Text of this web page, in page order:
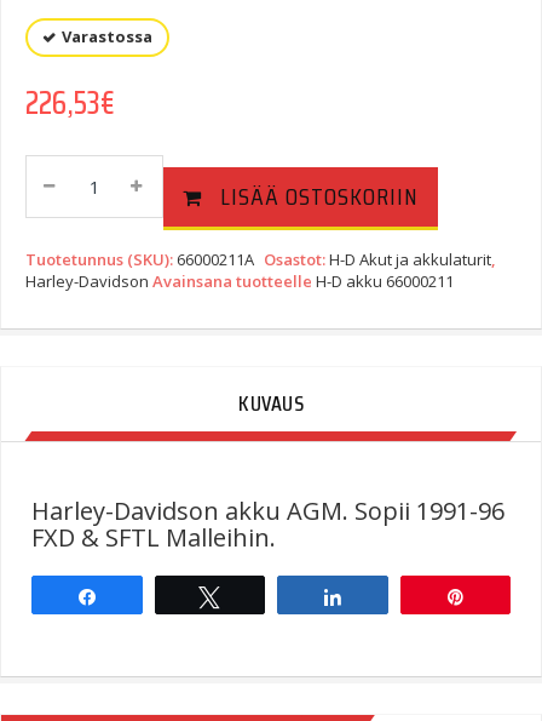
Varastossa
226,53€
66000211A
Quantity
LISÄÄ OSTOSKORIIN
Tuotetunnus (SKU): 66000211A Osastot:H-D Akut ja akkulaturit
Harley-Davidson Avainsana tuotteelle H-D akku 66000211
KUVAUS
Harley-Davidson akku AGM. Sopii 1991-96
FXD & SFTL Malleihin.